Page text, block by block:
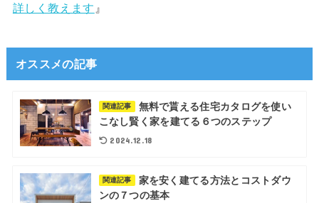
詳しく教えます 』
オススメの記事
関連記事
無料で貰える住宅カタログを使い
こなし賢く家を建てる６つのステップ
2024.12.18
関連記事
家を安く建てる方法とコストダウ
ンの７つの基本